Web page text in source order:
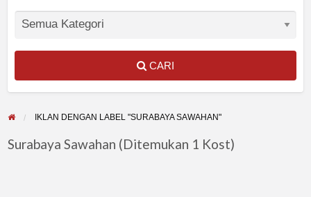
CARI
IKLAN DENGAN LABEL "SURABAYA SAWAHAN"
Surabaya Sawahan (Ditemukan 1 Kost)